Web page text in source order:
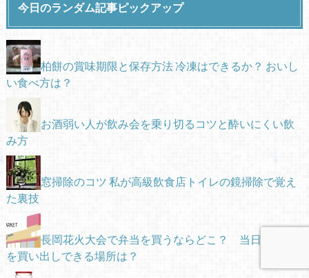
今日のランダム記事ピックアップ
柏餅の賞味期限と保存方法 冷凍はできるか？ おいし
い食べ方は？
お酒弱い人が飲み会を乗り切るコツと酔いにくい飲
み方
窓掃除のコツ 私が高級飲食店トイレの鏡掃除で覚え
た裏技
長岡花火大会で弁当を買うならどこ？ 当日食べ物
を買い出しできる場所は？